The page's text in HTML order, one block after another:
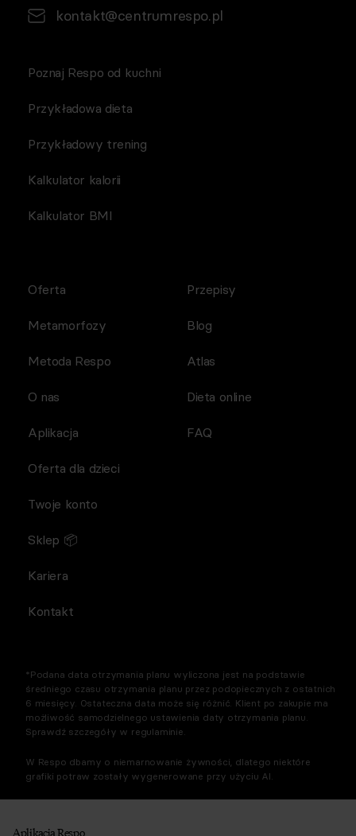
kontakt@centrumrespo.pl
Poznaj Respo od kuchni
Przykładowa dieta
Przykładowy trening
Kalkulator kalorii
Kalkulator BMI
Oferta
Metamorfozy
Metoda Respo
O nas
Aplikacja
Przepisy
Blog
Atlas
Dieta online
FAQ
Oferta dla dzieci
Twoje konto
Sklep 📦
Kariera
Kontakt
*Podana data otrzymania planu wyliczona jest na podstawie
średniego czasu otrzymania planu przez podopiecznych z ostatnich
6 miesięcy. Ostateczna data może się różnić. Klient po zakupie ma
możliwość samodzielnego ustawienia daty otrzymania planu.
Sprawdź szczegóły w regulaminie.
W Respo dbamy o niemarnowanie żywności, dlatego niektóre
grafiki potraw zostały wygenerowane przy użyciu AI.
Aplikacja Respo